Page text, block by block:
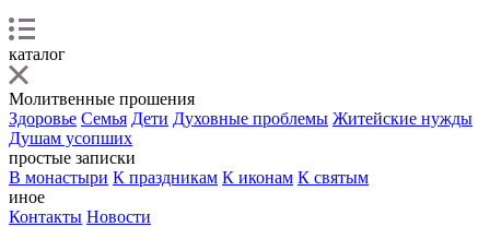
каталог
Молитвенные прошения
Здоровье Семья Дети Духовные проблемы Житейские нужды
Душам усопших
простые записки
В монастыри К праздникам К иконам К святым
иное
Контакты Новости